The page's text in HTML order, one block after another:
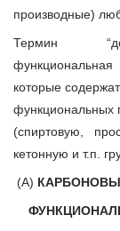
производные)
Термин
которые
функциональных
(спиртовую,
кетонную и т.п.
(А)